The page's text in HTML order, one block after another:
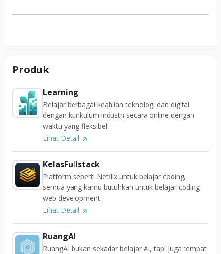
Produk
Learning
Belajar berbagai keahlian teknologi dan digital
dengan kurikulum industri secara online dengan
waktu yang fleksibel.
Lihat Detail
KelasFullstack
Platform seperti Netflix untuk belajar coding,
semua yang kamu butuhkan untuk belajar coding
web development.
Lihat Detail
RuangAI
RuangAI bukan sekadar belajar AI, tapi juga tempat